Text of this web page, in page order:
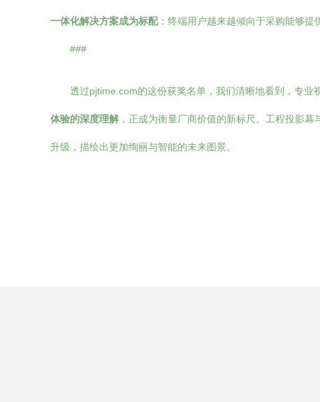
一体化解决方案成为标配：终端用户越来越倾向于采购能够提
###
透过pjtime.com的这份获奖名单，我们清晰地看到，专业
体验的深度理解 ，正成为衡量厂商价值的新标尺。工程投影
升级，描绘出更加绚丽与智能的未来图景。